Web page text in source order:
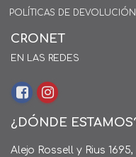
POLÍTICAS DE DEVOLUCIÓN
CRONET
EN LAS REDES
¿DÓNDE
Alejo Rossell y Rius